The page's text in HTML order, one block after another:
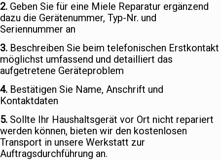
2. Geben Sie für eine Miele Reparatur ergänzend
dazu die Gerätenummer, Typ-Nr. und
Seriennummer an
3. Beschreiben Sie beim telefonischen Erstkontakt
möglichst umfassend und detailliert das
aufgetretene Geräteproblem
4. Bestätigen Sie Name, Anschrift und
Kontaktdaten
5. Sollte Ihr Haushaltsgerät vor Ort nicht repariert
werden können, bieten wir den kostenlosen
Transport in unsere Werkstatt zur
Auftragsdurchführung an.